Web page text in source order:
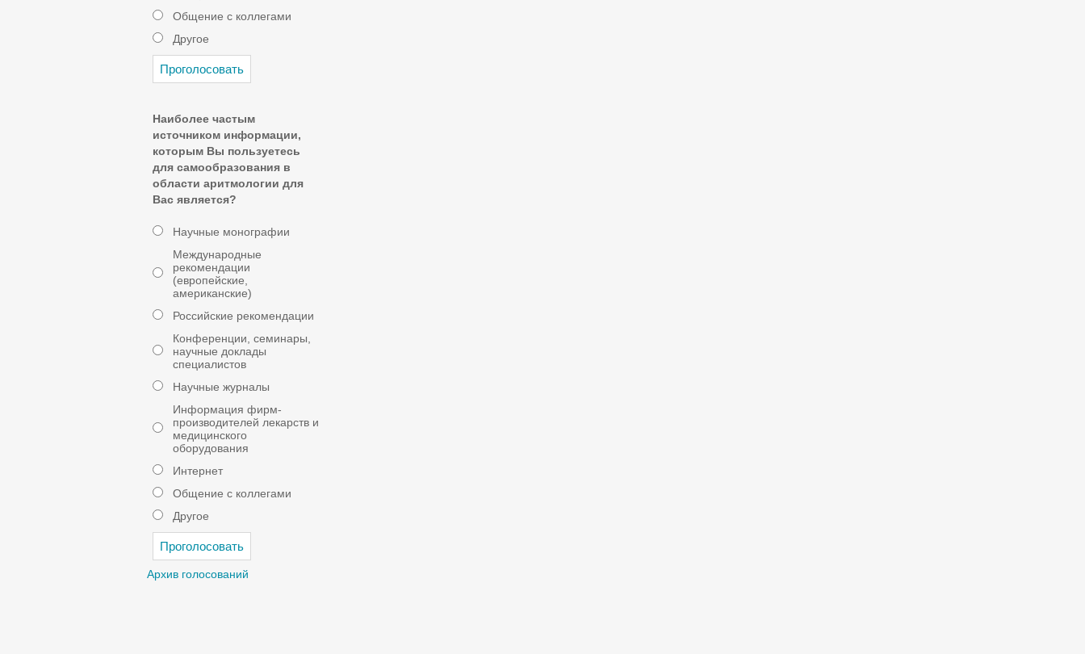
Общение с коллегами
Другое
Наиболее частым
источником информации,
которым Вы пользуетесь
для самообразования в
области аритмологии для
Вас является?
Научные монографии
Международные
рекомендации
(европейские,
американские)
Российские рекомендации
Конференции, семинары,
научные доклады
специалистов
Научные журналы
Информация фирм-
производителей лекарств и
медицинского
оборудования
Интернет
Общение с коллегами
Другое
Архив голосований